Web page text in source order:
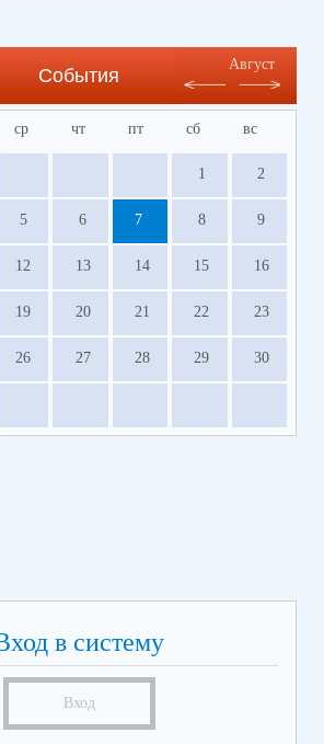
u/654a03d1c09c0208ebfb6335/
что в связи с очередным
ПМПК не будет работать
года.
События
Август
ср чт пт сб вс
1 2
5 6 7 8 9
12 13 14 15 16
19 20 21 22 23
26 27 28 29 30
в систему
Вход